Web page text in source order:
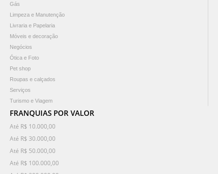
Gás
Limpeza e Manutenção
Livraria e Papelaria
Móveis e decoração
Negócios
Ótica e Foto
Pet shop
Roupas e calçados
Serviços
Turismo e Viagem
FRANQUIAS POR VALOR
Até R$ 10.000,00
Até R$ 30.000,00
Até R$ 50.000,00
Até R$ 100.000,00